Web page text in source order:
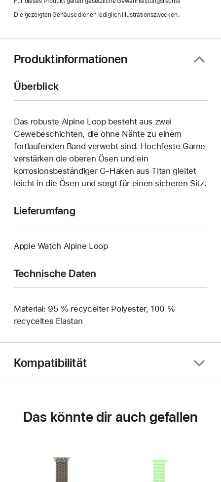
Fenster)
Die gezeigten Gehäuse dienen lediglich Illustrationszwecken.
Produktinformationen
Überblick
Das robuste Alpine Loop besteht aus zwei
Gewebe­schichten, die ohne Nähte zu einem
fortlaufenden Band verwebt sind. Hochfeste Garne
verstärken die oberen Ösen und ein
korrosionsbeständiger G-Haken aus Titan gleitet
leicht in die Ösen und sorgt für einen sicheren Sitz.
Lieferumfang
Apple Watch Alpine Loop
Technische Daten
Material: 95 % recycelter Polyester, 100 %
recyceltes Elastan
Kompatibilität
Das könnte dir auch gefallen